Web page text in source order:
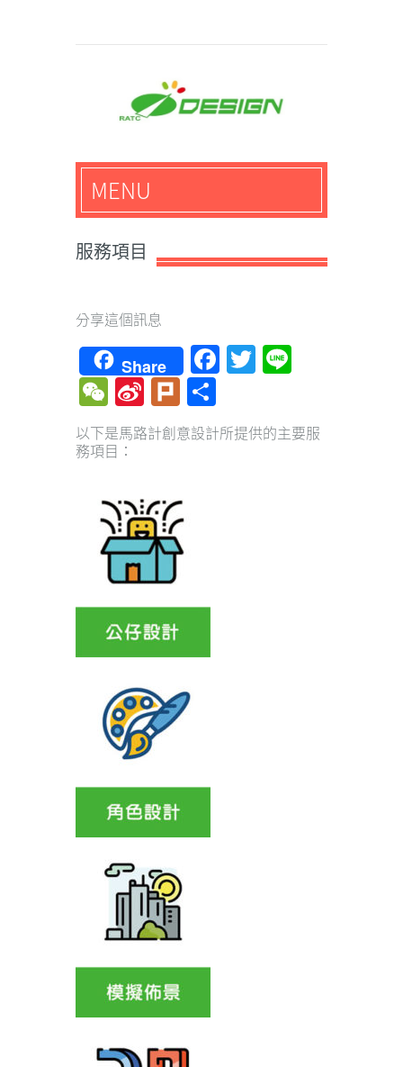
馬路科技創意設計-3D公
仔,文創,獎盃設計專家
MENU
服務項目
分享這個訊息
Share Facebook
Twitter
WeChat
Sina
Weibo
Plurk
以下是馬路計創意設計所提供的主要服
務項目：